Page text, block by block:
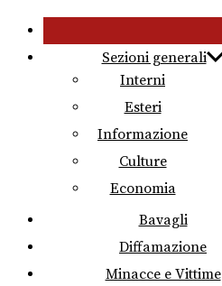
Sezioni generali
Interni
Esteri
Informazione
Culture
Economia
Bavagli
Diffamazione
Minacce e Vittime